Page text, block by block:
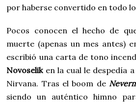
por haberse convertido en todo
Pocos conocen el hecho de
muerte (apenas un mes antes)
escribió una carta de tono
Novoselik en la cual le despedía a
Nirvana. Tras el boom de
siendo un auténtico himno